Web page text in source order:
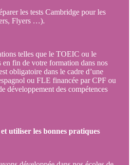
les tests Cambridge pour les
Flyers …).
telles que le TOEIC ou le
en fin de votre formation dans nos
obligatoire dans le cadre d’une
ou FLE financée par CPF ou
développement des compétences
utiliser les bonnes pratiques